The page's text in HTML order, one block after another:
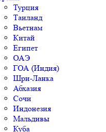
Турция
Таиланд
Вьетнам
Китай
Египет
ОАЭ
ГОА (Индия)
Шри-Ланка
Абхазия
Сочи
Индонезия
Мальдивы
Куба